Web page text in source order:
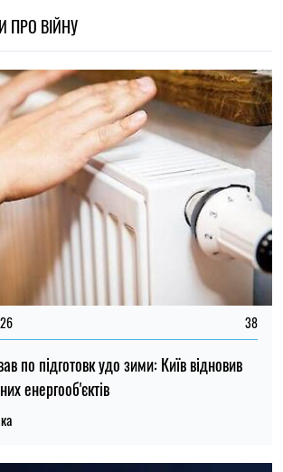
ПРО ВІЙНУ
38
по підготовк удо зими: Київ відновив
енергооб'єктів